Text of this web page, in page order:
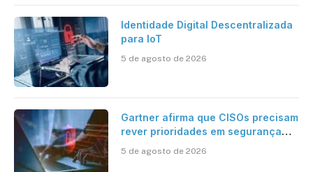
Identidade Digital Descentralizada
para IoT
5 de agosto de 2026
Gartner afirma que CISOs precisam
rever prioridades em segurança
desafios impostos pela Inteligência
5 de agosto de 2026